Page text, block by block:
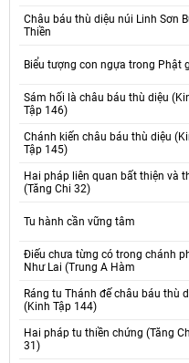
Châu báu thù diệu núi Linh Sơn
Thiền
Biểu tượng con ngựa trong Phật
Sám hối là châu báu thù diệu
Tập 146)
Chánh kiến châu báu thù diệu
Tập 145)
Hai pháp liên quan bất thiện và
(Tăng Chi 32)
Tu hành cần vững tâm
Điếu chưa từng có trong chánh
Như Lai (Trung A Hàm
Ráng tu Thánh đế châu báu thù
(Kinh Tập 144)
Hai pháp tu thiền chứng (Tăng
31)